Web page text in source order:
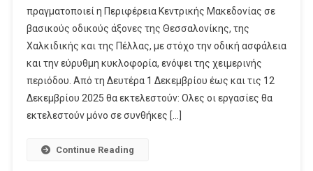
πραγματοποιεί η Περιφέρεια Κεντρικής Μακεδονίας σε
βασικούς οδικούς άξονες της Θεσσαλονίκης, της
Χαλκιδικής και της Πέλλας, με στόχο την οδική ασφάλεια
και την εύρυθμη κυκλοφορία, ενόψει της χειμερινής
περιόδου. Από τη Δευτέρα 1 Δεκεμβρίου έως και τις 12
Δεκεμβρίου 2025 θα εκτελεστούν: Ολες οι εργασίες θα
εκτελεστούν μόνο σε συνθήκες […]
Continue Reading